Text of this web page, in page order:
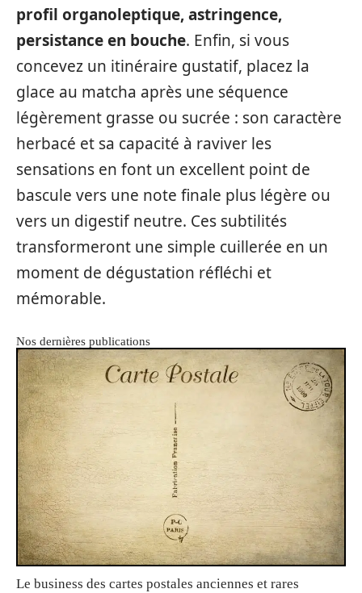
profil organoleptique, astringence,
persistance en bouche. Enfin, si vous
concevez un itinéraire gustatif, placez la
glace au matcha après une séquence
légèrement grasse ou sucrée : son caractère
herbacé et sa capacité à raviver les
sensations en font un excellent point de
bascule vers une note finale plus légère ou
vers un digestif neutre. Ces subtilités
transformeront une simple cuillerée en un
moment de dégustation réfléchi et
mémorable.
Nos dernières publications
Le business des cartes postales anciennes et rares